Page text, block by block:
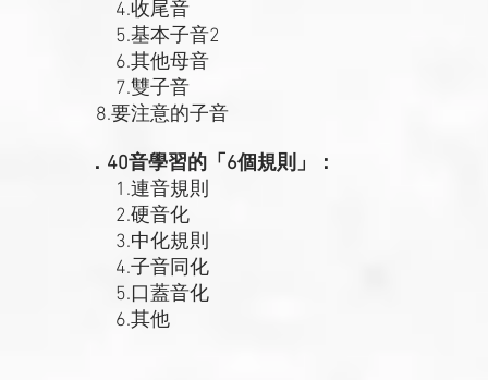
4.收尾音
5.基本子音2
6.其他母音
7.雙子音
8.要注意的子音
．40音學習的「6個規則」：
1.連音規則
2.硬音化
3.中化規則
4.子音同化
5.口蓋音化
6.其他